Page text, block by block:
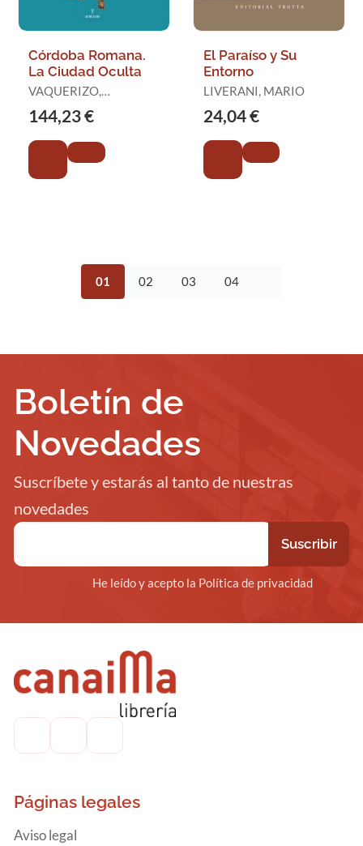
Córdoba Romana.
La Ciudad Oculta
VAQUERIZO,
144,23 €
El Paraíso y Su
Entorno
LIVERANI, MARIO
24,04 €
01 02 03 04
Boletín de
Novedades
Suscríbete y estarás al tanto de nuestras
novedades
He leído y acepto la Política de privacidad
Páginas legales
Aviso legal